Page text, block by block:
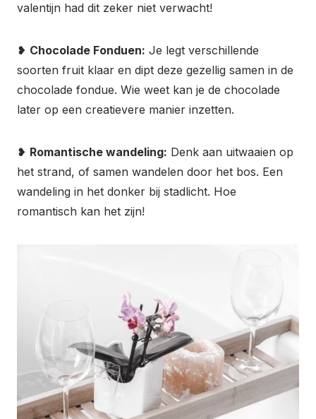
valentijn had dit zeker niet verwacht!
❥ Chocolade Fonduen: Je legt verschillende
soorten fruit klaar en dipt deze gezellig samen in de
chocolade fondue. Wie weet kan je de chocolade
later op een creatievere manier inzetten.
❥ Romantische wandeling: Denk aan uitwaaien op
het strand, of samen wandelen door het bos. Een
wandeling in het donker bij stadlicht. Hoe
romantisch kan het zijn!